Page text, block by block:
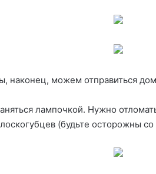
наконец, можем отправиться
лампочкой. Нужно
(будьте осторожны со